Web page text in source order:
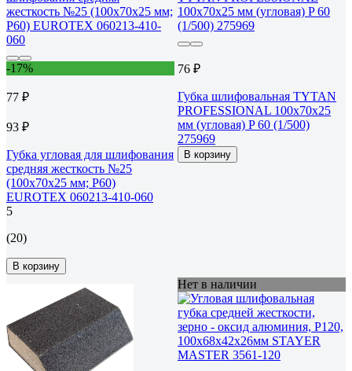
-17%
77 ₽
93 ₽
Губка угловая для шлифования
средняя жесткость №25
(100x70x25 мм; Р60)
EUROTEX 060213-410-060
5
(20)
В корзину
76 ₽
Губка шлифовальная TYTAN
PROFESSIONAL 100х70х25
мм (угловая) P 60 (1/500)
275969
В корзину
Нет в наличии